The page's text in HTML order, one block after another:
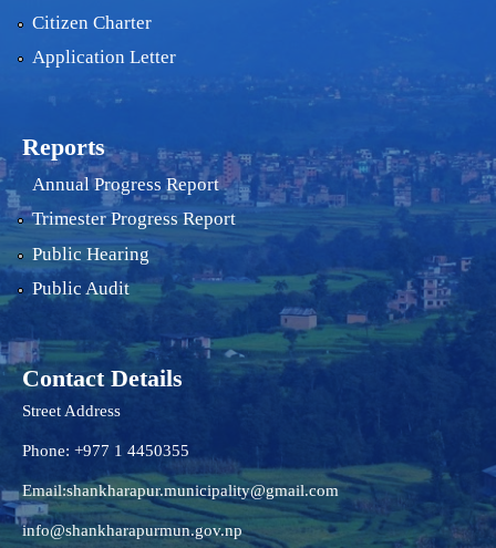
Citizen Charter
Application Letter
Reports
Annual Progress Report
Trimester Progress Report
Public Hearing
Public Audit
Contact Details
Street Address
Phone: +977 1 4450355
Email:shankharapur.municipality@gmail.com
info@shankharapurmun.gov.np